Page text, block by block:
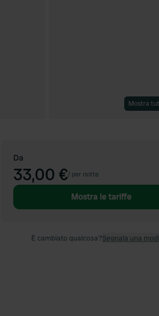
Mostra
Da
33,00 €/ per notte
Mostra le tariffe
È cambiato qualcosa?Segnala una